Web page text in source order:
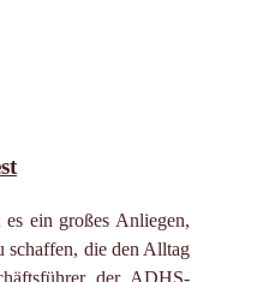
ein großes Anliegen,
schaffen, die den Alltag
der ADHS-